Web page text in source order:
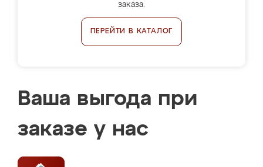
заказа.
ПЕРЕЙТИ В КАТАЛОГ
Ваша выгода при
заказе у нас